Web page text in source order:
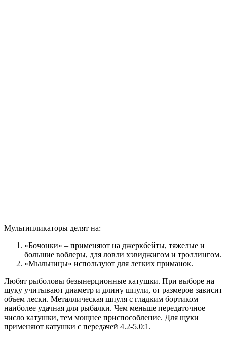
Мультипликаторы делят на:
«Бочонки» – применяют на джеркбейты, тяжелые и
большие воблеры, для ловли хэвиджигом и троллингом.
«Мыльницы» используют для легких приманок.
Любят рыболовы безынерционные катушки. При выборе на
щуку учитывают диаметр и длину шпули, от размеров зависит
объем лески. Металлическая шпуля с гладким бортиком
наиболее удачная для рыбалки. Чем меньше передаточное
число катушки, тем мощнее приспособление. Для щуки
применяют катушки с передачей 4.2-5.0:1.